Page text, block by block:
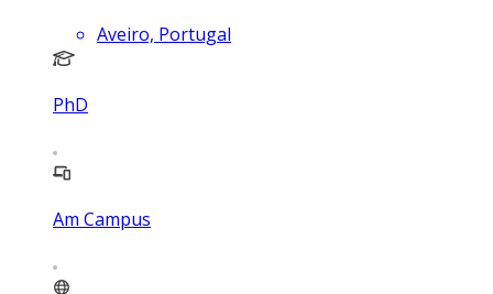
Aveiro, Portugal
PhD
Am Campus